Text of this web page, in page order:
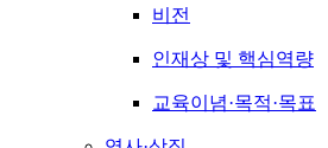
비전
인재상 및 핵심역량
교육이념·목적·목표